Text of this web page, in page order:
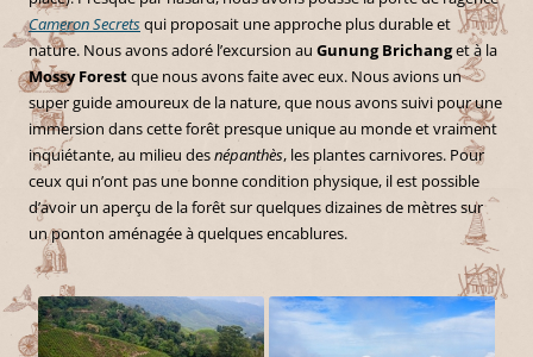
Cameron Secretsqui proposait une approche plus durable et
nature. Nous avons adoré l’excursion au Gunung Brichanget à la
Mossy Forestque nous avons faite avec eux. Nous avions un
super guide amoureux de la nature, que nous avons suivi pour une
immersion dans cette forêt presque unique au monde et vraiment
inquiétante, au milieu desnépanthès, les plantes carnivores. Pour
ceux qui n’ont pas une bonne condition physique, il est possible
d’avoir un aperçu de la forêt sur quelques dizaines de mètres sur
un ponton aménagée à quelques encablures.